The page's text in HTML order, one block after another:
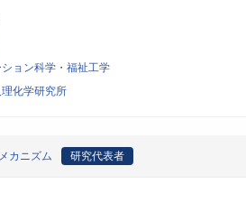
ョン科学・福祉工学
化学研究所
カニズム 研究代表者